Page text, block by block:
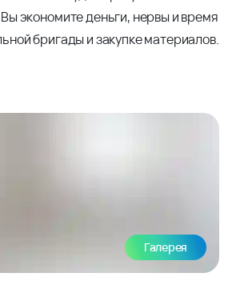
экономите деньги, нервы и время
бригады и закупке материалов.
Галерея